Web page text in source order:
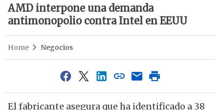
AMD interpone una demanda
antimonopolio contra Intel en EEUU
Home Negocios
El fabricante asegura que ha identificado a 38